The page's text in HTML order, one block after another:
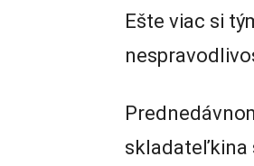
Ešte viac si
skladateľkina